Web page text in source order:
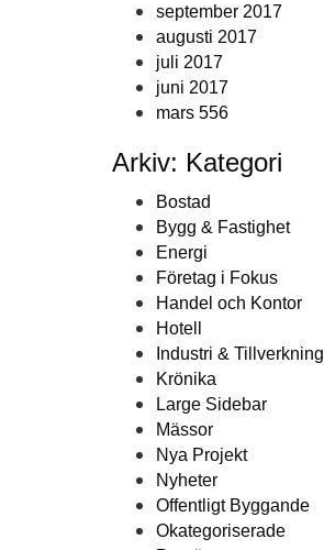
september 2017
augusti 2017
juli 2017
juni 2017
mars 556
Arkiv: Kategori
Bostad
Bygg & Fastighet
Energi
Företag i Fokus
Handel och Kontor
Hotell
Industri & Tillverkning
Krönika
Large Sidebar
Mässor
Nya Projekt
Nyheter
Offentligt Byggande
Okategoriserade